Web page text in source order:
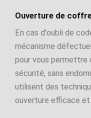
Ouverture de
En cas d'oubli de
mécanisme
pour vous permettre
sécurité, sans
utilisent des
ouverture efficace et